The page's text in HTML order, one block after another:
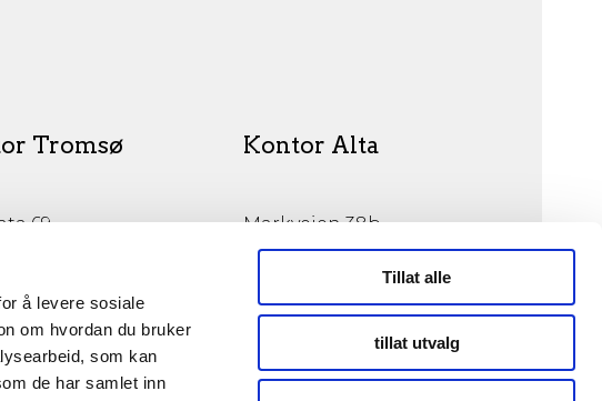
å levere sosiale
om hvordan du bruker
som kan
de har samlet inn
Tillat alle
tillat utvalg
Tromsø
69
Kontor Alta
Markveien 38b
9510 Alta